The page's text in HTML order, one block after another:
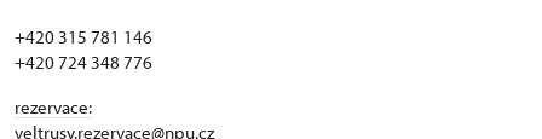
+420 315 781 146
+420 724 348 776
rezervace:
veltrusy.rezervace@npu.cz